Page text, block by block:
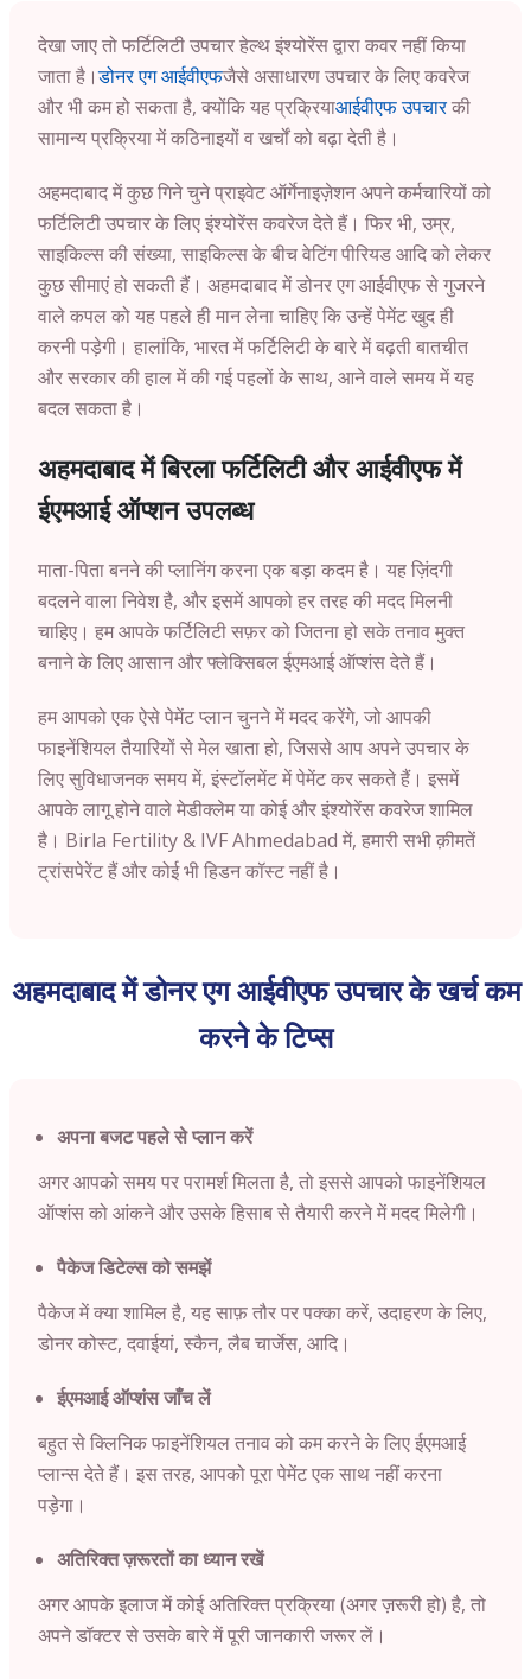
देखा जाए तो फर्टिलिटी उपचार हेल्थ इंश्योरेंस द्वारा कवर नहीं किया
जाता है।डोनर एग आईवीएफजैसे असाधारण उपचार के लिए कवरेज
और भी कम हो सकता है, क्योंकि यह प्रक्रियाआईवीएफ उपचारकी
सामान्य प्रक्रिया में कठिनाइयों व खर्चों को बढ़ा देती है।
अहमदाबाद में कुछ गिने चुने प्राइवेट ऑर्गेनाइज़ेशन अपने कर्मचारियों को
फर्टिलिटी उपचार के लिए इंश्योरेंस कवरेज देते हैं। फिर भी, उम्र,
साइकिल्स की संख्या, साइकिल्स के बीच वेटिंग पीरियड आदि को लेकर
कुछ सीमाएं हो सकती हैं। अहमदाबाद में डोनर एग आईवीएफ से गुजरने
वाले कपल को यह पहले ही मान लेना चाहिए कि उन्हें पेमेंट खुद ही
करनी पड़ेगी। हालांकि, भारत में फर्टिलिटी के बारे में बढ़ती बातचीत
और सरकार की हाल में की गई पहलों के साथ, आने वाले समय में यह
बदल सकता है।
अहमदाबाद में बिरला फर्टिलिटी और आईवीएफ में
ईएमआई ऑप्शन उपलब्ध
माता-पिता बनने की प्लानिंग करना एक बड़ा कदम है। यह ज़िंदगी
बदलने वाला निवेश है, और इसमें आपको हर तरह की मदद मिलनी
चाहिए। हम आपके फर्टिलिटी सफ़र को जितना हो सके तनाव मुक्त
बनाने के लिए आसान और फ्लेक्सिबल ईएमआई ऑप्शंस देते हैं।
हम आपको एक ऐसे पेमेंट प्लान चुनने में मदद करेंगे, जो आपकी
फाइनेंशियल तैयारियों से मेल खाता हो, जिससे आप अपने उपचार के
लिए सुविधाजनक समय में, इंस्टॉलमेंट में पेमेंट कर सकते हैं। इसमें
आपके लागू होने वाले मेडीक्लेम या कोई और इंश्योरेंस कवरेज शामिल
है। Birla Fertility & IVF Ahmedabad में, हमारी सभी क़ीमतें
ट्रांसपेरेंट हैं और कोई भी हिडन कॉस्ट नहीं है।
अहमदाबाद में डोनर एग आईवीएफ उपचार के खर्च कम
करने के टिप्स
अपना बजट पहले से प्लान करें
अगर आपको समय पर परामर्श मिलता है, तो इससे आपको फाइनेंशियल
ऑप्शंस को आंकने और उसके हिसाब से तैयारी करने में मदद मिलेगी।
पैकेज डिटेल्स को समझें
पैकेज में क्या शामिल है, यह साफ़ तौर पर पक्का करें, उदाहरण के लिए,
डोनर कोस्ट, दवाईयां, स्कैन, लैब चार्जेस, आदि।
ईएमआई ऑप्शंस जाँच लें
बहुत से क्लिनिक फाइनेंशियल तनाव को कम करने के लिए ईएमआई
प्लान्स देते हैं। इस तरह, आपको पूरा पेमेंट एक साथ नहीं करना
पड़ेगा।
अतिरिक्त ज़रूरतों का ध्यान रखें
अगर आपके इलाज में कोई अतिरिक्त प्रक्रिया (अगर ज़रूरी हो) है, तो
अपने डॉक्टर से उसके बारे में पूरी जानकारी जरूर लें।